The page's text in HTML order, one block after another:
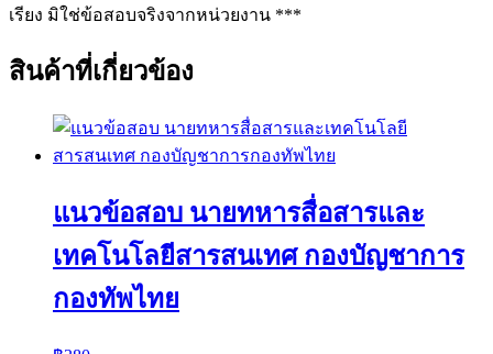
เรียง มิใช่ข้อสอบจริงจากหน่วยงาน ***
สินค้าที่เกี่ยวข้อง
แนวข้อสอบ นายทหารสื่อสารและ
เทคโนโลยีสารสนเทศ กองบัญชาการ
กองทัพไทย